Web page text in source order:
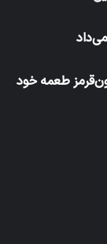
طعمه خود